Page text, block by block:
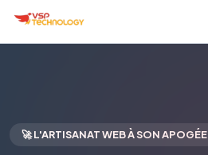
🚀 L'ARTISANAT WEB À SON APOGÉE